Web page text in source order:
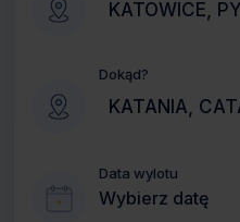
Dokąd?
Data wylotu
Wybierz datę